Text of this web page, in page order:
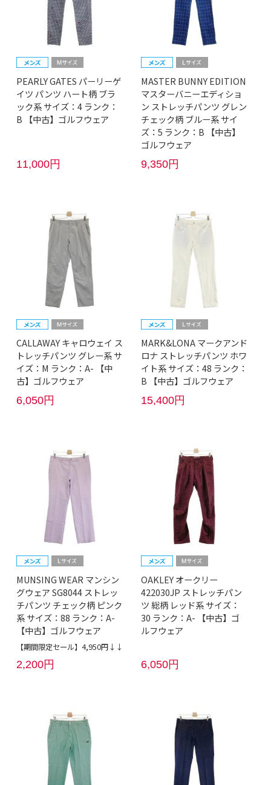
PEARLY GATES パーリーゲ
イツ パンツ ハート柄 ブラ
ック系 サイズ：4 ランク：
B 【中古】ゴルフウェア
11,000円
MASTER BUNNY EDITION
マスターバニーエディショ
ン ストレッチパンツ グレン
チェック柄 ブルー系 サイ
ズ：5 ランク：B 【中古】
ゴルフウェア
9,350円
CALLAWAY キャロウェイ ス
トレッチパンツ グレー系 サ
イズ：M ランク：A- 【中
古】ゴルフウェア
6,050円
MARK&LONA マークアンド
ロナ ストレッチパンツ ホワ
イト系 サイズ：48 ランク：
B 【中古】ゴルフウェア
15,400円
MUNSING WEAR マンシン
グウェア SG8044 ストレッ
チパンツ チェック柄 ピンク
系 サイズ：88 ランク：A-
【中古】ゴルフウェア
【期間限定セール】4,950円↓↓
2,200円
OAKLEY オークリー
422030JP ストレッチパン
ツ 総柄 レッド系 サイズ：
30 ランク：A- 【中古】ゴ
ルフウェア
6,050円